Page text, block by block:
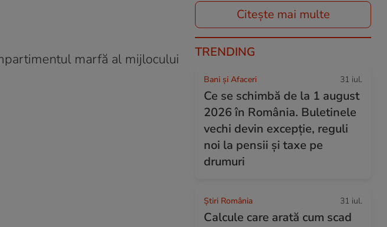
marfă al mijlocului
Citește mai multe
TRENDING
Bani și Afaceri 31 iul.
Ce se schimbă de la 1 august
2026 în România. Buletinele
vechi devin excepție, reguli
noi la pensii și taxe pe
drumuri
Știri România 31 iul.
Calcule care arată cum scad